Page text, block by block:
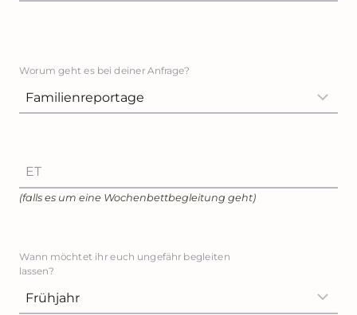
Worum geht es bei deiner Anfrage?
ET
(falls es um eine Wochenbettbegleitung geht)
Wann möchtet ihr euch ungefähr begleiten
lassen?